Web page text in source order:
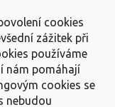
cookies
zážitek při
používáme
nám pomáhají
cookies se
nebudou